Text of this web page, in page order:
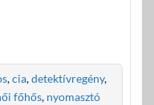
,cia,detektívregény,
főhős, nyomasztó